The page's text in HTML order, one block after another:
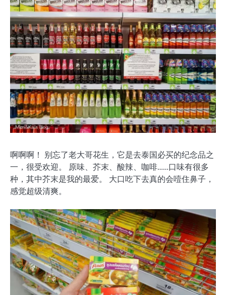
啊啊啊！ 别忘了老大哥花生，它是去泰国必买的纪念品之
一，很受欢迎。 原味、芥末、酸辣、咖啡……口味有很多
种，其中芥末是我的最爱。 大口吃下去真的会噎住鼻子，
感觉超级清爽。